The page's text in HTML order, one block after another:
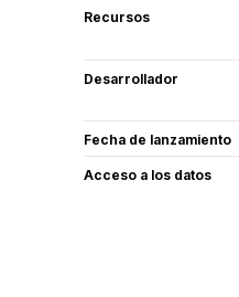
Recursos
Desarrollador
Fecha de lanzamiento
Acceso a los datos